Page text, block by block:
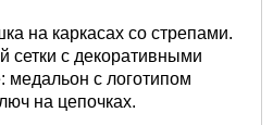
на каркасах со стрепами.
сетки с декоративными
медальон с логотипом
на цепочках.